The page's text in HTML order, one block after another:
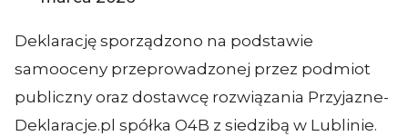
Deklarację sporządzono na podstawie
samooceny przeprowadzonej przez podmiot
publiczny oraz dostawcę rozwiązania Przyjazne-
Deklaracje.pl spółka O4B z siedzibą w Lublinie.